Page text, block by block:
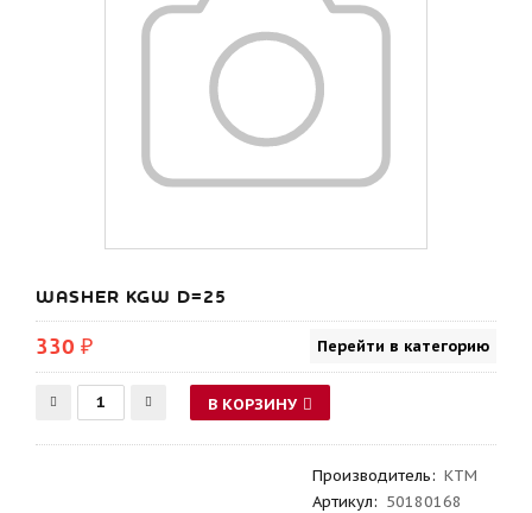
WASHER KGW D=25
330 ₽ Перейти в категорию
В КОРЗИНУ
Производитель: KTM
Артикул: 50180168